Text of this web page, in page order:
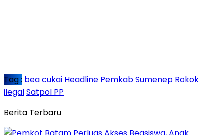
Tag : bea cukai Headline Pemkab Sumenep Rokok
ilegalSatpol PP
Berita Terbaru